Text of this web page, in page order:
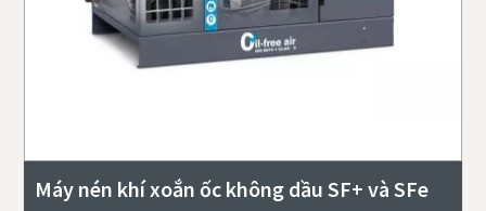
Máy nén khí xoắn ốc không dầu SF+ và SFe